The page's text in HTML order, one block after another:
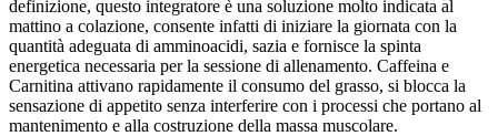
definizione, questo integratore è una soluzione molto indicata al
mattino a colazione, consente infatti di iniziare la giornata con la
quantità adeguata di amminoacidi, sazia e fornisce la spinta
energetica necessaria per la sessione di allenamento. Caffeina e
Carnitina attivano rapidamente il consumo del grasso, si blocca la
sensazione di appetito senza interferire con i processi che portano al
mantenimento e alla costruzione della massa muscolare.